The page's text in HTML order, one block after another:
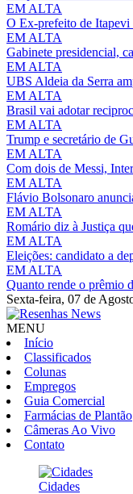
EM ALTA
O Ex-prefeito de Itapevi
EM ALTA
Gabinete presidencial,
EM ALTA
UBS Aldeia da Serra
EM ALTA
Brasil vai adotar
EM ALTA
Trump e secretário de
EM ALTA
Com dois de Messi,
EM ALTA
Flávio Bolsonaro
EM ALTA
Romário diz à Justiça
EM ALTA
Eleições: candidato a
EM ALTA
Quanto rende o prêmio
Sexta-feira, 07 de
MENU
Início
Classificados
Colunas
Empregos
Guia Comercial
Farmácias de Plantão
Câmeras Ao Vivo
Contato
Cidades